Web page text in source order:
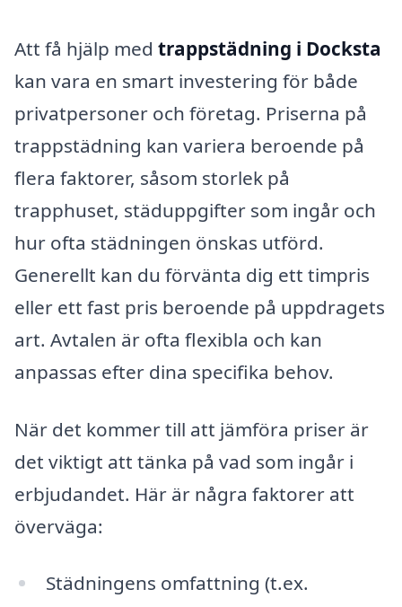
Att få hjälp med trappstädning i Docksta
kan vara en smart investering för både
privatpersoner och företag. Priserna på
trappstädning kan variera beroende på
flera faktorer, såsom storlek på
trapphuset, städuppgifter som ingår och
hur ofta städningen önskas utförd.
Generellt kan du förvänta dig ett timpris
eller ett fast pris beroende på uppdragets
art. Avtalen är ofta flexibla och kan
anpassas efter dina specifika behov.
När det kommer till att jämföra priser är
det viktigt att tänka på vad som ingår i
erbjudandet. Här är några faktorer att
överväga:
Städningens omfattning (t.ex.